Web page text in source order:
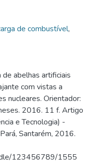
de combustível,
de abelhas artificiais
com vistas a
nucleares. Orientador:
2016. 11 f. Artigo
e Tecnologia) -
Santarém, 2016.
123456789/1555